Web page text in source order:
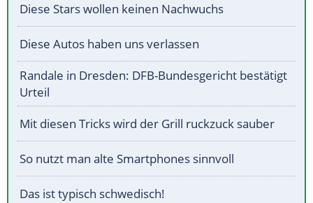
Diese Stars wollen keinen Nachwuchs
Diese Autos haben uns verlassen
Randale in Dresden: DFB-Bundesgericht bestätigt
Urteil
Mit diesen Tricks wird der Grill ruckzuck sauber
So nutzt man alte Smartphones sinnvoll
Das ist typisch schwedisch!